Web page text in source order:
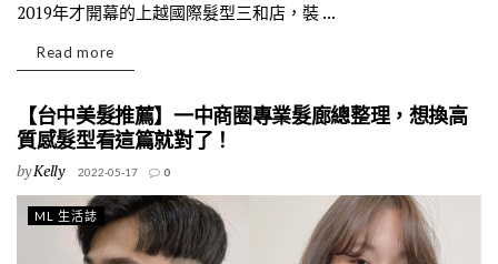
2019年才開幕的上越國際髮型三和店，裝 ...
Read more
【台中美髮推薦】一中商圈專業髮廊總整理，想換高
質感髮型看這篇就對了！
byKelly 2022-05-17 0
ML 生活誌